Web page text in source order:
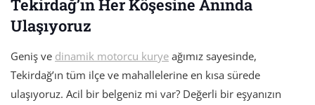
Tekirdağ’ın Her Köşesine Anında
Ulaşıyoruz
Geniş ve dinamik motorcu kurye ağımız sayesinde,
Tekirdağ’ın tüm ilçe ve mahallelerine en kısa sürede
ulaşıyoruz. Acil bir belgeniz mi var? Değerli bir eşyanızın